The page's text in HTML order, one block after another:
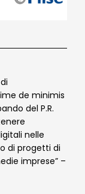
de minimis
del P.R.
nelle
di progetti di
imprese” –